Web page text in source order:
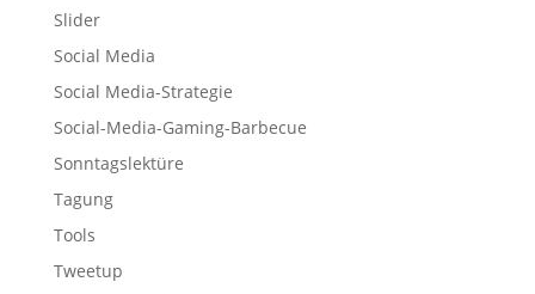
Slider
Social Media
Social Media-Strategie
Social-Media-Gaming-Barbecue
Sonntagslektüre
Tagung
Tools
Tweetup